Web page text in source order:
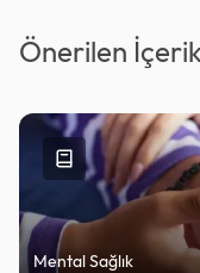
Önerilen
Mental Sağlık